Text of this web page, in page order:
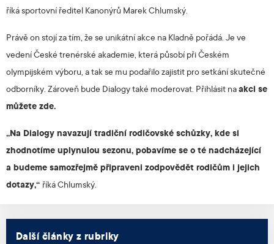
Další články z rubriky
říká sportovní ředitel Kanonýrů Marek Chlumský.
Právě on stojí za tím, že se unikátní akce na Kladně pořádá. Je ve
vedení České trenérské akademie, která působí při Českém
olympijském výboru, a tak se mu podařilo zajistit pro setkání skutečné
odborníky. Zároveň bude Dialogy také moderovat. Přihlásit naakci se
můžete zde.
„Na Dialogy navazují tradiční rodičovské schůzky, kde si
zhodnotíme uplynulou sezonu, pobavíme se o té nadcházející
a budeme samozřejmě připraveni zodpovědět rodičům i jejich
dotazy,“ říká Chlumský.